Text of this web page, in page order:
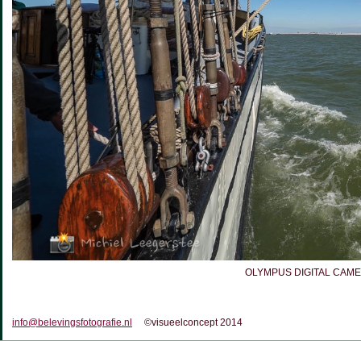
OLYMPUS DIGITAL
info@belevingsfotografie.nl ©visueelconcept 2014